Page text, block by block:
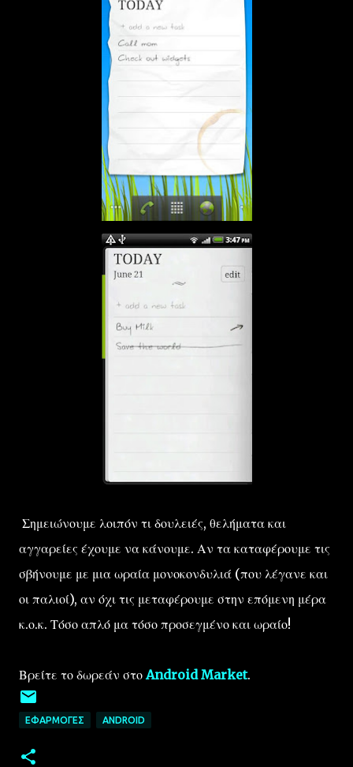
Σημειώνουμε λοιπόν τι δουλειές, θελήματα και
αγγαρείες έχουμε να κάνουμε. Αν τα καταφέρουμε τις
σβήνουμε με μια ωραία μονοκονδυλιά (που λέγανε και
οι παλιοί), αν όχι τις μεταφέρουμε στην επόμενη μέρα
κ.ο.κ. Τόσο απλό μα τόσο προσεγμένο και ωραίο!
Βρείτε το δωρεάν στο Android Market.
ΕΦΑΡΜΟΓΈΣ ANDROID